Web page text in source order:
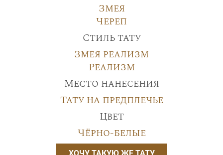
Змея
Череп
Стиль тату
Змея реализм
Реализм
Место нанесения
Тату на предплечье
Цвет
Чёрно-белые
ХОЧУ ТАКУЮ ЖЕ ТАТУ